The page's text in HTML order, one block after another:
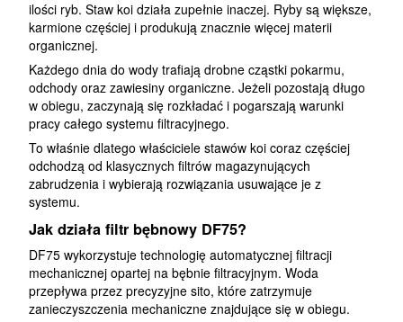
ilości ryb. Staw koi działa zupełnie inaczej. Ryby są większe,
karmione częściej i produkują znacznie więcej materii
organicznej.
Każdego dnia do wody trafiają drobne cząstki pokarmu,
odchody oraz zawiesiny organiczne. Jeżeli pozostają długo
w obiegu, zaczynają się rozkładać i pogarszają warunki
pracy całego systemu filtracyjnego.
To właśnie dlatego właściciele stawów koi coraz częściej
odchodzą od klasycznych filtrów magazynujących
zabrudzenia i wybierają rozwiązania usuwające je z
systemu.
Jak działa filtr bębnowy DF75?
DF75 wykorzystuje technologię automatycznej filtracji
mechanicznej opartej na bębnie filtracyjnym. Woda
przepływa przez precyzyjne sito, które zatrzymuje
zanieczyszczenia mechaniczne znajdujące się w obiegu.